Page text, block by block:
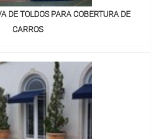
DE TOLDOS PARA COBERTURA DE
CARROS